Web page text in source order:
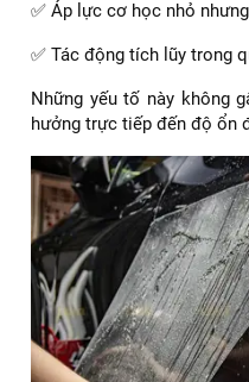
✅ Áp lực cơ học nhỏ
✅ Tác động tích lũy trong
Những yếu tố này không
hưởng trực tiếp đến độ ổn